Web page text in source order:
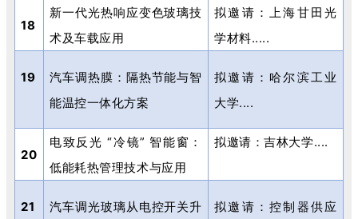
18
新一代光热响应变色玻璃技
术及车载应用
拟邀请：上海甘田光
学材料.....
19
汽车调热膜：隔热节能与智
能温控一体化方案
拟邀请：哈尔滨工业
大学....
20
电致反光 “冷镜” 智能窗：
低能耗热管理技术与应用
拟邀请：吉林大学....
21
汽车调光玻璃从电控开关升
拟邀请：控制器供应